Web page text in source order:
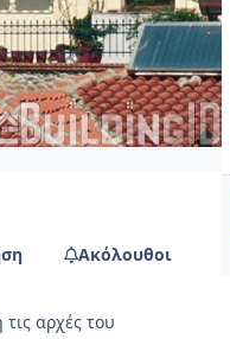
Ακόλουθοι
αρχές του